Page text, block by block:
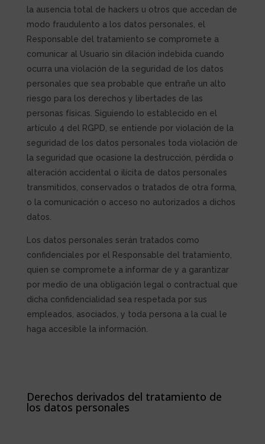
la ausencia total de hackers u otros que accedan de
modo fraudulento a los datos personales, el
Responsable del tratamiento se compromete a
comunicar al Usuario sin dilación indebida cuando
ocurra una violación de la seguridad de los datos
personales que sea probable que entrañe un alto
riesgo para los derechos y libertades de las
personas físicas. Siguiendo lo establecido en el
artículo 4 del RGPD, se entiende por violación de la
seguridad de los datos personales toda violación de
la seguridad que ocasione la destrucción, pérdida o
alteración accidental o ilícita de datos personales
transmitidos, conservados o tratados de otra forma,
o la comunicación o acceso no autorizados a dichos
datos.
Los datos personales serán tratados como
confidenciales por el Responsable del tratamiento,
quien se compromete a informar de y a garantizar
por medio de una obligación legal o contractual que
dicha confidencialidad sea respetada por sus
empleados, asociados, y toda persona a la cual le
haga accesible la información.
Derechos derivados del tratamiento de
los datos personales